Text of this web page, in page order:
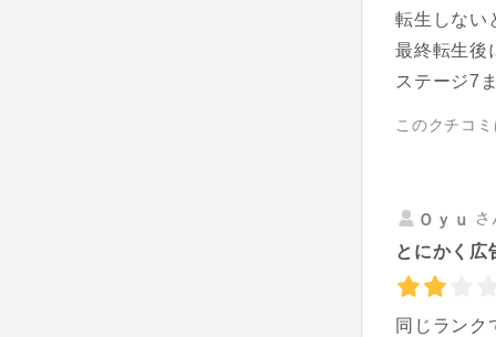
転生しない
最終転生後
ステージ7
このクチコ
Ｏｙｕ
とにかく広
同じラン